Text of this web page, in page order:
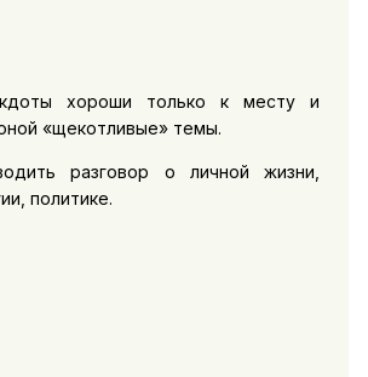
хороши только к месту и
«щекотливые» темы.
разговор о личной жизни,
политике.